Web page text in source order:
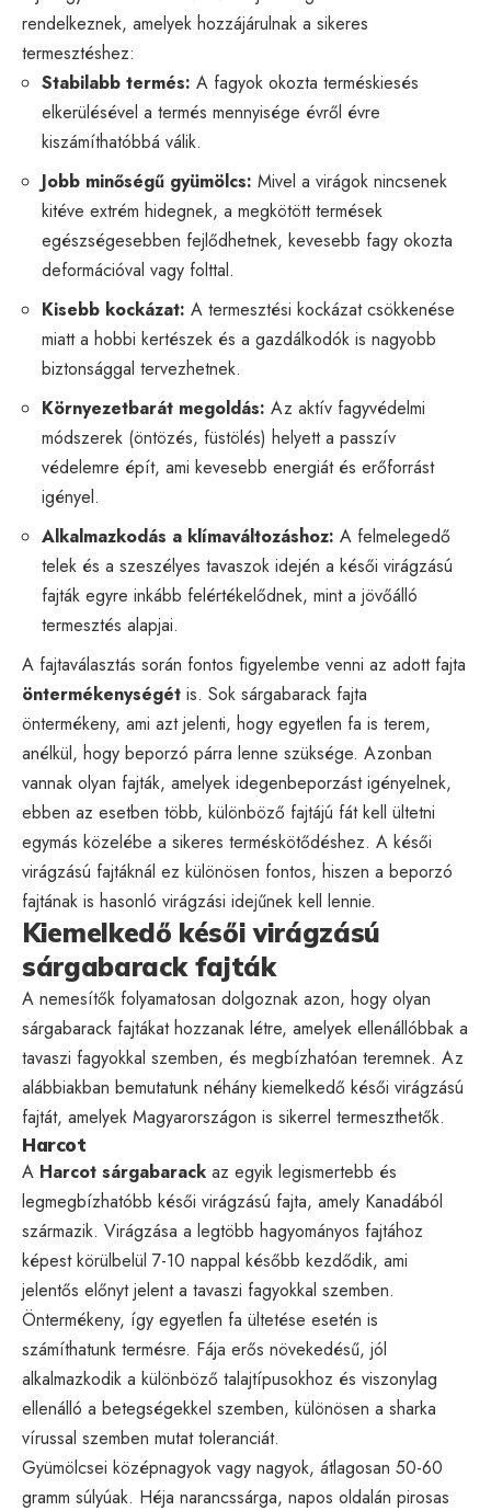
rendelkeznek, amelyek hozzájárulnak a sikeres
termesztéshez:
Stabilabb termés: A fagyok okozta terméskiesés
elkerülésével a termés mennyisége évről évre
kiszámíthatóbbá válik.
Jobb minőségű gyümölcs: Mivel a virágok nincsenek
kitéve extrém hidegnek, a megkötött termések
egészségesebben fejlődhetnek, kevesebb fagy okozta
deformációval vagy folttal.
Kisebb kockázat: A termesztési kockázat csökkenése
miatt a hobbi kertészek és a gazdálkodók is nagyobb
biztonsággal tervezhetnek.
Környezetbarát megoldás: Az aktív fagyvédelmi
módszerek (öntözés, füstölés) helyett a passzív
védelemre épít, ami kevesebb energiát és erőforrást
igényel.
Alkalmazkodás a klímaváltozáshoz: A felmelegedő
telek és a szeszélyes tavaszok idején a késői virágzású
fajták egyre inkább felértékelődnek, mint a jövőálló
termesztés alapjai.
A fajtaválasztás során fontos figyelembe venni az adott fajta
öntermékenységét is. Sok sárgabarack fajta
öntermékeny, ami azt jelenti, hogy egyetlen fa is terem,
anélkül, hogy beporzó párra lenne szüksége. Azonban
vannak olyan fajták, amelyek idegenbeporzást igényelnek,
ebben az esetben több, különböző fajtájú fát kell ültetni
egymás közelébe a sikeres terméskötődéshez. A késői
virágzású fajtáknál ez különösen fontos, hiszen a beporzó
fajtának is hasonló virágzási idejűnek kell lennie.
Kiemelkedő késői virágzású
sárgabarack fajták
A nemesítők folyamatosan dolgoznak azon, hogy olyan
sárgabarack fajtákat hozzanak létre, amelyek ellenállóbbak a
tavaszi fagyokkal szemben, és megbízhatóan teremnek. Az
alábbiakban bemutatunk néhány kiemelkedő késői virágzású
fajtát, amelyek Magyarországon is sikerrel termeszthetők.
Harcot
A Harcot sárgabarack az egyik legismertebb és
legmegbízhatóbb késői virágzású fajta, amely Kanadából
származik. Virágzása a legtöbb hagyományos fajtához
képest körülbelül 7-10 nappal később kezdődik, ami
jelentős előnyt jelent a tavaszi fagyokkal szemben.
Öntermékeny, így egyetlen fa ültetése esetén is
számíthatunk termésre. Fája erős növekedésű, jól
alkalmazkodik a különböző talajtípusokhoz és viszonylag
ellenálló a betegségekkel szemben, különösen a sharka
vírussal szemben mutat toleranciát.
Gyümölcsei középnagyok vagy nagyok, átlagosan 50-60
gramm súlyúak. Héja narancssárga, napos oldalán pirosas